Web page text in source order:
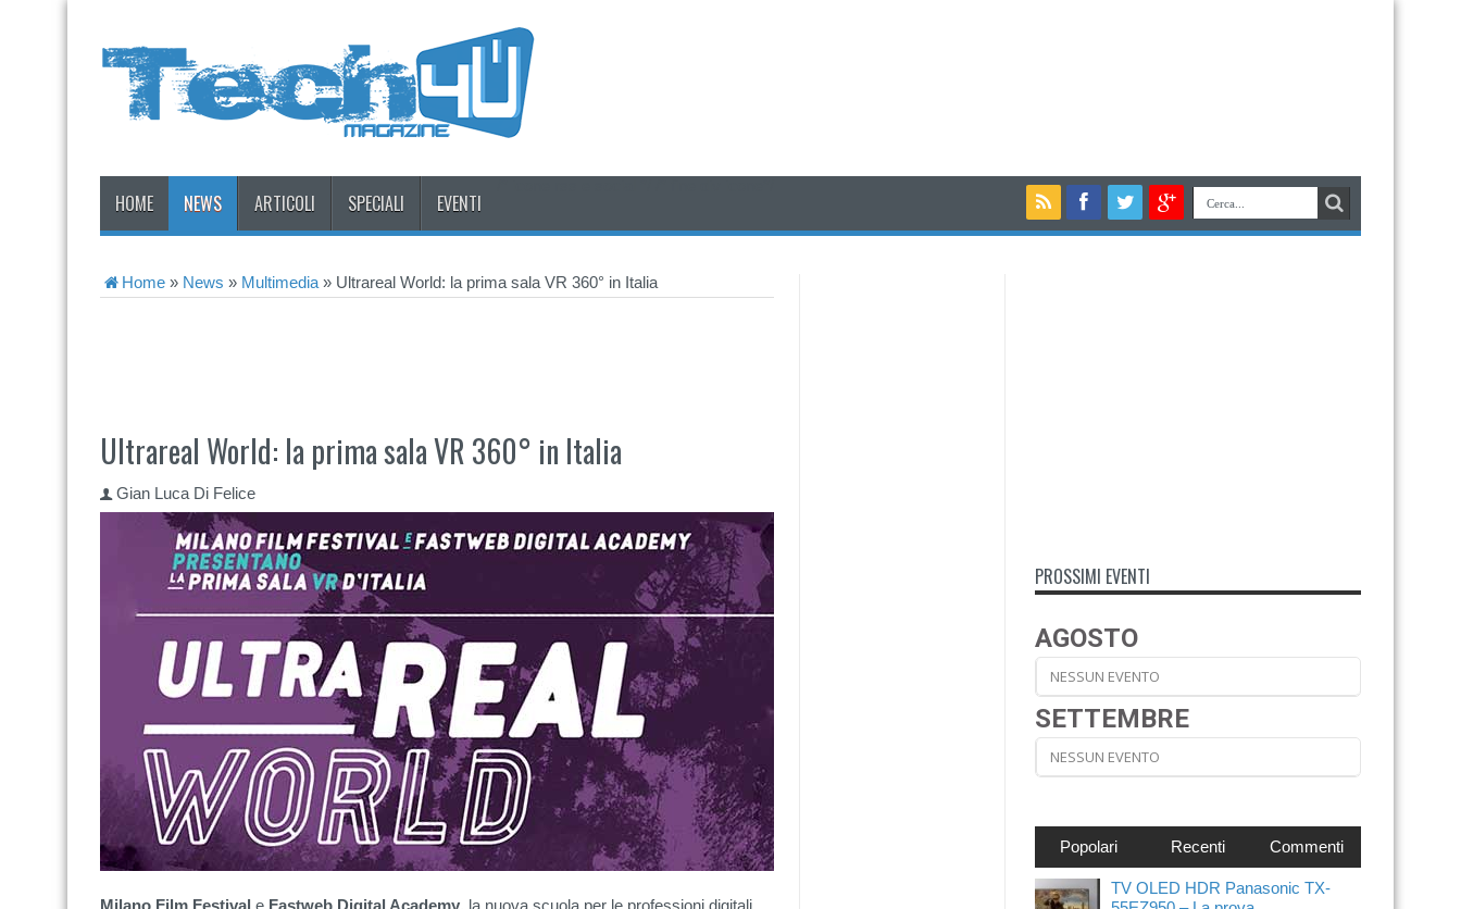
HOME NEWS ARTICOLI SPECIALI EVENTI
Home » News » Multimedia » Ultrareal World: la prima sala VR 360° in Italia
Ultrareal World: la prima sala VR 360° in Italia
Gian Luca Di Felice
Milano Film Festival e Fastweb Digital Academy, la nuova scuola per le professioni digitali
PROSSIMI EVENTI
AGOSTO
NESSUN EVENTO
SETTEMBRE
NESSUN EVENTO
Popolari Recenti Commenti
TV OLED HDR Panasonic TX-